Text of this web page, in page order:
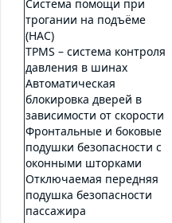
Система помощи при
трогании на подъёме
(HAC)
TPMS – система контроля
давления в шинах
Автоматическая
блокировка дверей в
зависимости от скорости
Фронтальные и боковые
подушки безопасности с
оконными шторками
Отключаемая передняя
подушка безопасности
пассажира